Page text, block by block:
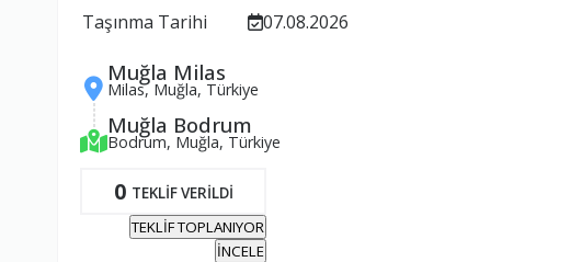
Taşınma Tarihi
07.08.2026
Muğla Milas
Milas, Muğla, Türkiye
Muğla Bodrum
Bodrum, Muğla, Türkiye
0 TEKLİF VERİLDİ
TEKLİF TOPLANIYOR
İNCELE